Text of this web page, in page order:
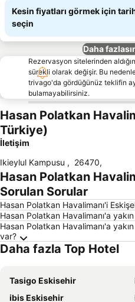
Kesin fiyatları görmek için
seçin
Daha
Rezervasyon sitelerinden
sürekli olarak değişir. Bu
trivago'da gördüğünüz teklifin
bulamayabilirsiniz.
Hasan Polatkan
Türkiye)
İletişim
Ikieylul Kampusu , 26470,
Hasan Polatkan
Sorulan Sorular
Hasan Polatkan Havalimanı'i
Hasan Polatkan Havalimanı'a
Hasan Polatkan Havalimanı'a
var?
Daha fazla Top Hotel
Tasigo Eskisehir
ibis Eskisehir